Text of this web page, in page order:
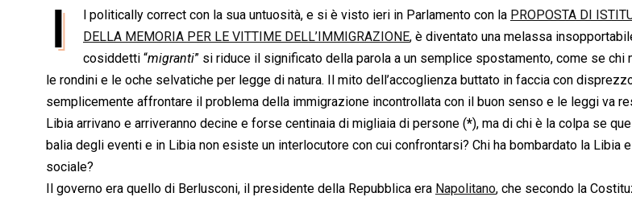
o
o
k
a
t
s
A
p
p
n
k
e
d
I
n
r
e
a
d
s
a
i
l
p
y
L
i
n
k
i
n
t
I l politically correct con la sua untuosità, e si è visto ieri in Parlamento con la PROPOSTA DI
DELLA MEMORIA PER LE VITTIME DELL’IMMIGRAZIONE, è diventato una melassa
cosiddetti “migranti” si riduce il significato della parola a un semplice spostamento, come se
le rondini e le oche selvatiche per legge di natura. Il mito dell’accoglienza buttato in faccia con
semplicemente affrontare il problema della immigrazione incontrollata con il buon senso e le leggi va
Libia arrivano e arriveranno decine e forse centinaia di migliaia di persone (*), ma di chi è la colpa se
balia degli eventi e in Libia non esiste un interlocutore con cui confrontarsi? Chi ha bombardato la Libia
sociale?
Il governo era quello di Berlusconi, il presidente della Repubblica era Napolitano, che secondo la